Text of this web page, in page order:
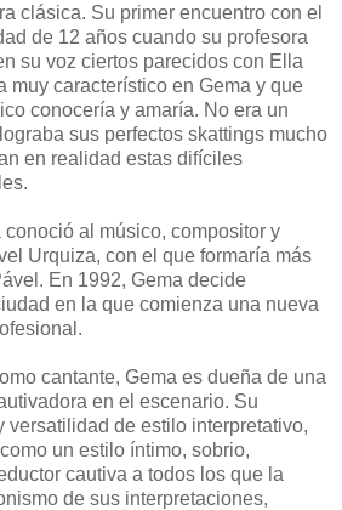
clásica. Su primer encuentro con el
de 12 años cuando su profesora
su voz ciertos parecidos con Ella
muy característico en Gema y que
conocería y amaría. No era un
sus perfectos skattings mucho
en realidad estas difíciles
al músico, compositor y
Urquiza, con el que formaría más
En 1992, Gema decide
en la que comienza una nueva
cantante, Gema es dueña de una
en el escenario. Su
versatilidad de estilo interpretativo,
un estilo íntimo, sobrio,
cautiva a todos los que la
de sus interpretaciones,